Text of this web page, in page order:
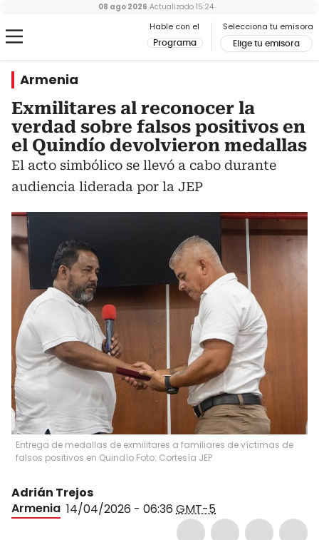
Hable con el
Programa
Selecciona tu emisora
Elige tu emisora
08 ago 2026 Actualizado 15:24
Armenia
Exmilitares al reconocer la
verdad sobre falsos positivos en
el Quindío devolvieron medallas
El acto simbólico se llevó a cabo durante
audiencia liderada por la JEP
Entrega de medallas de exmilitares a familiares de víctimas de
falsos positivos en Quindío Foto: Cortesía JEP
Adrián Trejos
Armenia 14/04/2026 - 06:36 GMT-5